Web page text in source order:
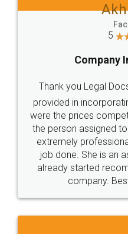
5
Company
Thank you Legal
provided in
were the prices
the person assigned
extremely
job done. She is an
already started
company.